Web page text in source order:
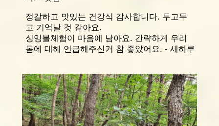
정갈하고 맛있는 건강식 감사합니다. 두고두
고 기억날 것 같아요.
싱잉볼체험이 마음에 남아요. 간략하게 우리
몸에 대해 언급해주신거 참 좋았어요. - 새하루